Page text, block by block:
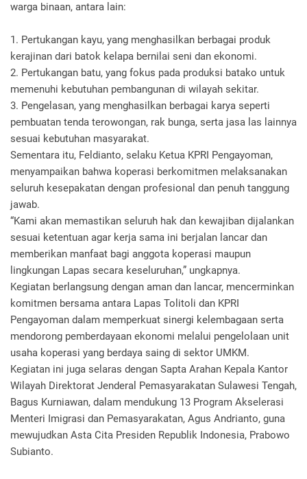
warga binaan, antara lain:
1. Pertukangan kayu, yang menghasilkan berbagai produk
kerajinan dari batok kelapa bernilai seni dan ekonomi.
2. Pertukangan batu, yang fokus pada produksi batako untuk
memenuhi kebutuhan pembangunan di wilayah sekitar.
3. Pengelasan, yang menghasilkan berbagai karya seperti
pembuatan tenda terowongan, rak bunga, serta jasa las lainnya
sesuai kebutuhan masyarakat.
Sementara itu, Feldianto, selaku Ketua KPRI Pengayoman,
menyampaikan bahwa koperasi berkomitmen melaksanakan
seluruh kesepakatan dengan profesional dan penuh tanggung
jawab.
“Kami akan memastikan seluruh hak dan kewajiban dijalankan
sesuai ketentuan agar kerja sama ini berjalan lancar dan
memberikan manfaat bagi anggota koperasi maupun
lingkungan Lapas secara keseluruhan,” ungkapnya.
Kegiatan berlangsung dengan aman dan lancar, mencerminkan
komitmen bersama antara Lapas Tolitoli dan KPRI
Pengayoman dalam memperkuat sinergi kelembagaan serta
mendorong pemberdayaan ekonomi melalui pengelolaan unit
usaha koperasi yang berdaya saing di sektor UMKM.
Kegiatan ini juga selaras dengan Sapta Arahan Kepala Kantor
Wilayah Direktorat Jenderal Pemasyarakatan Sulawesi Tengah,
Bagus Kurniawan, dalam mendukung 13 Program Akselerasi
Menteri Imigrasi dan Pemasyarakatan, Agus Andrianto, guna
mewujudkan Asta Cita Presiden Republik Indonesia, Prabowo
Subianto.